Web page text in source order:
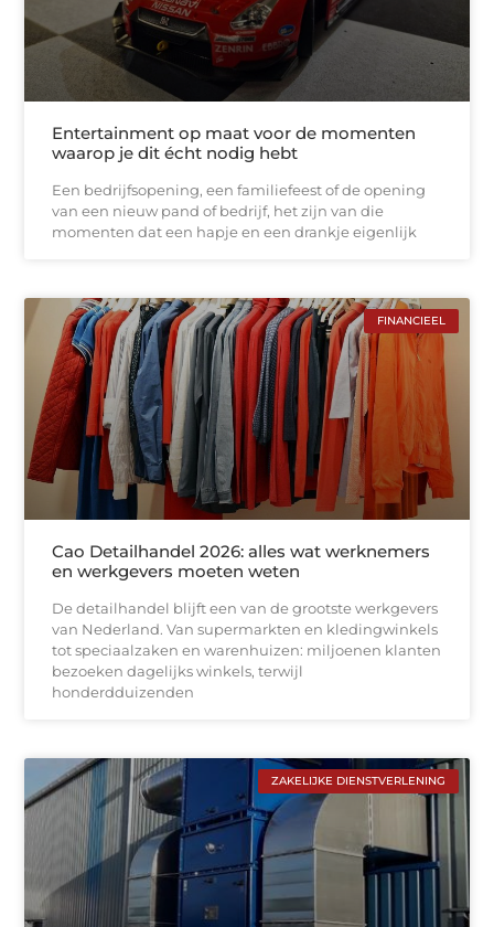
Entertainment op maat voor de momenten
waarop je dit écht nodig hebt
Een bedrijfsopening, een familiefeest of de opening
van een nieuw pand of bedrijf, het zijn van die
momenten dat een hapje en een drankje eigenlijk
FINANCIEEL
Cao Detailhandel 2026: alles wat werknemers
en werkgevers moeten weten
De detailhandel blijft een van de grootste werkgevers
van Nederland. Van supermarkten en kledingwinkels
tot speciaalzaken en warenhuizen: miljoenen klanten
bezoeken dagelijks winkels, terwijl
honderdduizenden
ZAKELIJKE DIENSTVERLENING